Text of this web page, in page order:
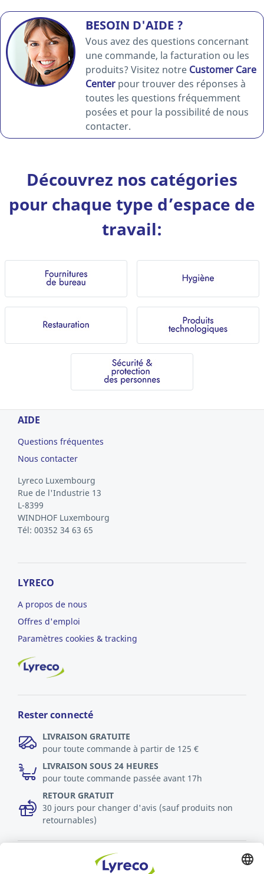
BESOIN D'AIDE ?
Vous avez des questions concernant
une commande, la facturation ou les
produits? Visitez notre Customer Care
Center pour trouver des réponses à
toutes les questions fréquemment
posées et pour la possibilité de nous
contacter.
Découvrez nos catégories
pour chaque type d’espace de
travail:
AIDE
Questions fréquentes
Nous contacter
Lyreco Luxembourg
Rue de l'Industrie 13
L-8399
WINDHOF Luxembourg
Tél: 00352 34 63 65
LYRECO
A propos de nous
Offres d'emploi
Paramètres cookies & tracking
Rester connecté
LIVRAISON GRATUITE
pour toute commande à partir de 125 €
LIVRAISON SOUS 24 HEURES
pour toute commande passée avant 17h
RETOUR GRATUIT
30 jours pour changer d'avis (sauf produits non
retournables)
Découvrez toutes les vidéos